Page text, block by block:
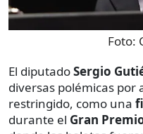
Foto:
El diputadoSergio
diversas polémicas por
restringido, como una
durante el Gran